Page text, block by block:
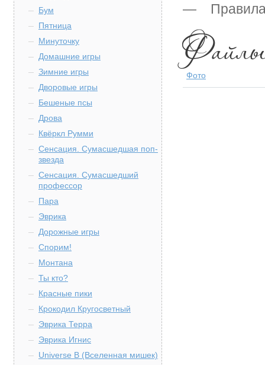
Бум
Пятница
Минуточку
Домашние игры
Зимние игры
Дворовые игры
Бешеные псы
Дрова
Квёркл Румми
Сенсация. Сумасшедшая поп-
звезда
Сенсация. Сумасшедший
профессор
Пара
Эврика
Дорожные игры
Спорим!
Монтана
Ты кто?
Красные пики
Крокодил Кругосветный
Эврика Терра
Эврика Игнис
Universe B (Вселенная мишек)
— Правила
Фото